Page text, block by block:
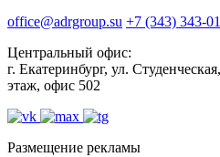
office@adrgroup.su +7 (343) 343-
Центральный офис:
г. Екатеринбург, ул.
этаж, офис 502
Размещение рекламы